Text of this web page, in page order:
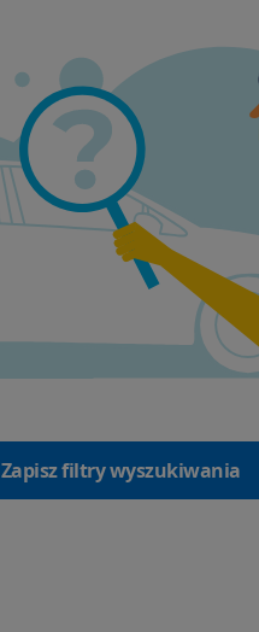
Zapisz filtry wyszukiwania